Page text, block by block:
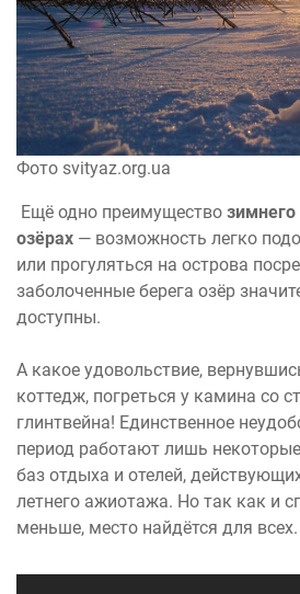
Фото svityaz.org.ua
Ещё одно преимущество
озёрах — возможность легко
или прогуляться на острова
заболоченные берега озёр
доступны.
А какое удовольствие,
коттедж, погреться у камина со
глинтвейна! Единственное
период работают лишь
баз отдыха и отелей,
летнего ажиотажа. Но так как и
меньше, место найдётся для всех.